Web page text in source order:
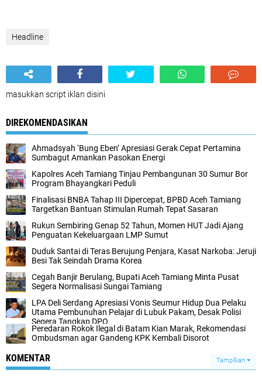
Headline
masukkan script iklan disini
DIREKOMENDASIKAN
Ahmadsyah ‘Bung Eben’ Apresiasi Gerak Cepat Pertamina
Sumbagut Amankan Pasokan Energi
Kapolres Aceh Tamiang Tinjau Pembangunan 30 Sumur Bor
Program Bhayangkari Peduli
Finalisasi BNBA Tahap III Dipercepat, BPBD Aceh Tamiang
Targetkan Bantuan Stimulan Rumah Tepat Sasaran
Rukun Sembiring Genap 52 Tahun, Momen HUT Jadi Ajang
Penguatan Kekeluargaan LMP Sumut
Duduk Santai di Teras Berujung Penjara, Kasat Narkoba: Jeruji
Besi Tak Seindah Drama Korea
Cegah Banjir Berulang, Bupati Aceh Tamiang Minta Pusat
Segera Normalisasi Sungai Tamiang
LPA Deli Serdang Apresiasi Vonis Seumur Hidup Dua Pelaku
Utama Pembunuhan Pelajar di Lubuk Pakam, Desak Polisi
Segera Tangkap DPO
Peredaran Rokok Ilegal di Batam Kian Marak, Rekomendasi
Ombudsman agar Gandeng KPK Kembali Disorot
KOMENTAR Tampilkan